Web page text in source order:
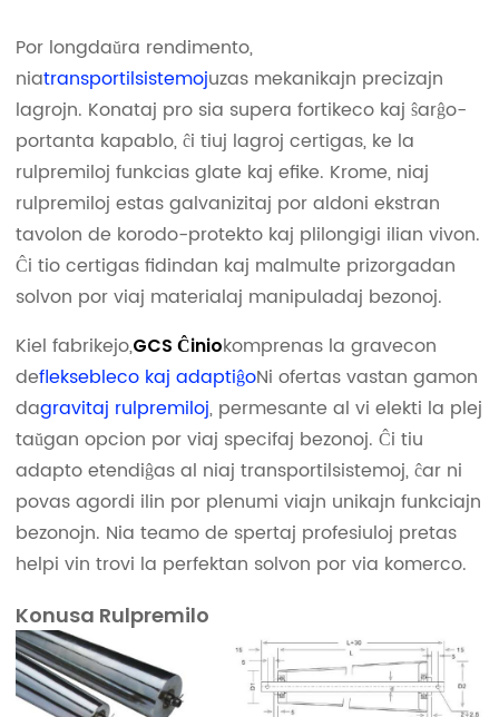
Por longdaŭra rendimento,
niatransportilsistemojuzas mekanikajn precizajn
lagrojn. Konataj pro sia supera fortikeco kaj ŝarĝo-
portanta kapablo, ĉi tiuj lagroj certigas, ke la
rulpremiloj funkcias glate kaj efike. Krome, niaj
rulpremiloj estas galvanizitaj por aldoni ekstran
tavolon de korodo-protekto kaj plilongigi ilian vivon.
Ĉi tio certigas fidindan kaj malmulte prizorgadan
solvon por viaj materialaj manipuladaj bezonoj.
Kiel fabrikejo,GCS Ĉiniokomprenas la gravecon
defleksebleco kaj adaptiĝoNi ofertas vastan gamon
dagravitaj rulpremiloj, permesante al vi elekti la plej
taŭgan opcion por viaj specifaj bezonoj. Ĉi tiu
adapto etendiĝas al niaj transportilsistemoj, ĉar ni
povas agordi ilin por plenumi viajn unikajn funkciajn
bezonojn. Nia teamo de spertaj profesiuloj pretas
helpi vin trovi la perfektan solvon por via komerco.
Konusa Rulpremilo